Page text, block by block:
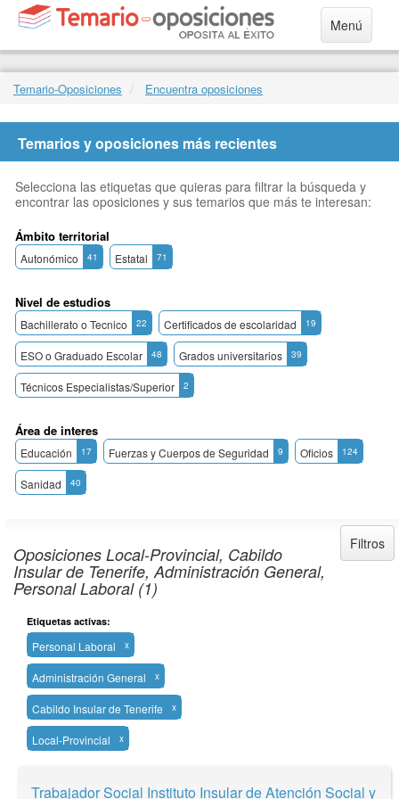
Menú
Temario-Oposiciones Encuentra oposiciones
Temarios y oposiciones más recientes
Selecciona las etiquetas que quieras para filtrar la búsqueda y
encontrar las oposiciones y sus temarios que más te interesan:
Ámbito territorial
Autonómico 41 Estatal 71
Nivel de estudios
Bachillerato o Tecnico 22 Certificados de escolaridad 19
ESO o Graduado Escolar 48 Grados universitarios 39
Técnicos Especialistas/Superior 2
Área de interes
Educación 17 Fuerzas y Cuerpos de Seguridad 9 Oficios 124
Sanidad 40
Oposiciones Local-Provincial, Cabildo
Insular de Tenerife, Administración General,
Personal Laboral (1)
Filtros
Etiquetas activas:
Personal Laboral x
Administración General x
Cabildo Insular de Tenerife x
Local-Provincial x
Trabajador Social Instituto Insular de Atención Social y